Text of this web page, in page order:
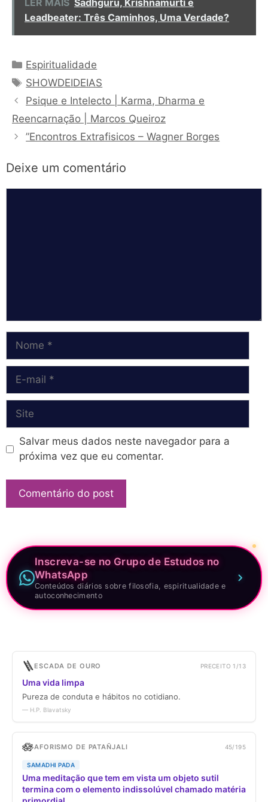
Leadbeater: Três Caminhos, Uma Verdade?
Categorias
Espiritualidade
Tags
SHOWDEIDEIAS
Psique e Intelecto | Karma, Dharma e
Reencarnação | Marcos Queiroz
”Encontros Extrafisicos – Wagner Borges
Deixe um comentário
Nome
Site
Salvar meus dados neste navegador para a
próxima vez que eu comentar.
Inscreva-se no Grupo de Estudos no
WhatsApp
Conteúdos diários sobre filosofia, espiritualidade e
autoconhecimento